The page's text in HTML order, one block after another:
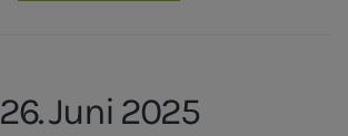
26. Juni 2025